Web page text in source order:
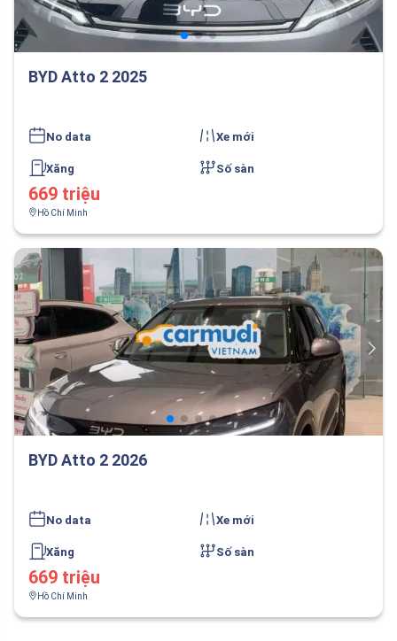
BYD Atto 2 2025
No data Xe mới
Xăng Số sàn
669 triệu
Hồ Chí Minh
BYD Atto 2 2026
No data Xe mới
Xăng Số sàn
669 triệu
Hồ Chí Minh